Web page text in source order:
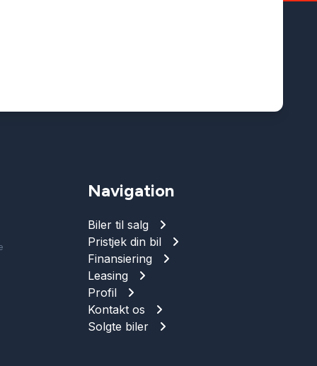
Navigation
Biler til salg
Pristjek din bil
Finansiering
Leasing
Profil
Kontakt os
Solgte biler